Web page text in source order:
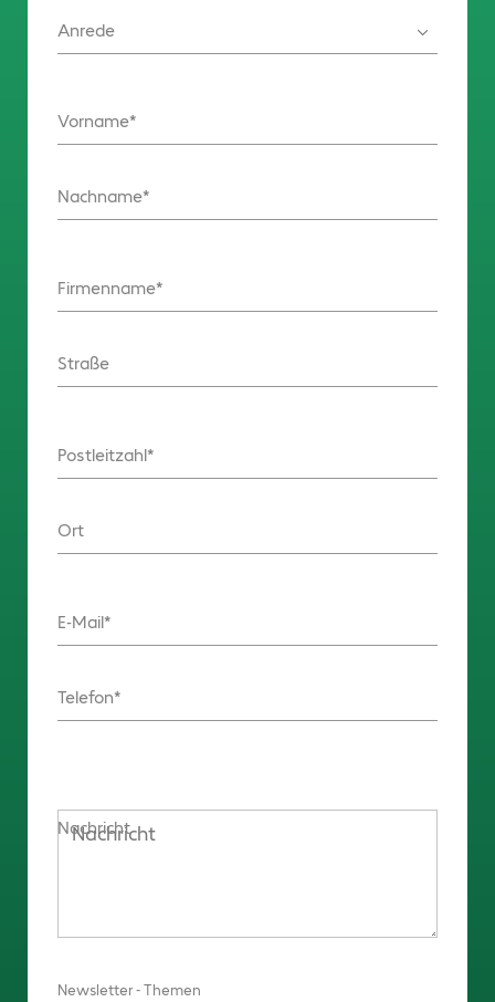
Anrede
Vorname
Nachname
Firmenname
Straße
Postleitzahl
Ort
E-Mail
Telefon
Nachricht
Newsletter - Themen